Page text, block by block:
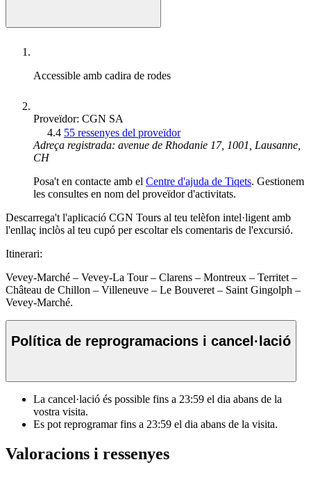
Accessible amb cadira de rodes
Proveïdor: CGN SA
4.4 55 ressenyes del proveïdor
Adreça registrada: avenue de Rhodanie 17, 1001, Lausanne,
CH
Posa't en contacte amb el Centre d'ajuda de Tiqets. Gestionem
les consultes en nom del proveïdor d'activitats.
Descarrega't l'aplicació CGN Tours al teu telèfon intel·ligent amb
l'enllaç inclòs al teu cupó per escoltar els comentaris de l'excursió.
Itinerari:
Vevey-Marché – Vevey-La Tour – Clarens – Montreux – Territet –
Château de Chillon – Villeneuve – Le Bouveret – Saint Gingolph –
Vevey-Marché.
Política de reprogramacions i cancel·lació
La cancel·lació és possible fins a 23:59 el dia abans de la
vostra visita.
Es pot reprogramar fins a 23:59 el dia abans de la visita.
Valoracions i ressenyes